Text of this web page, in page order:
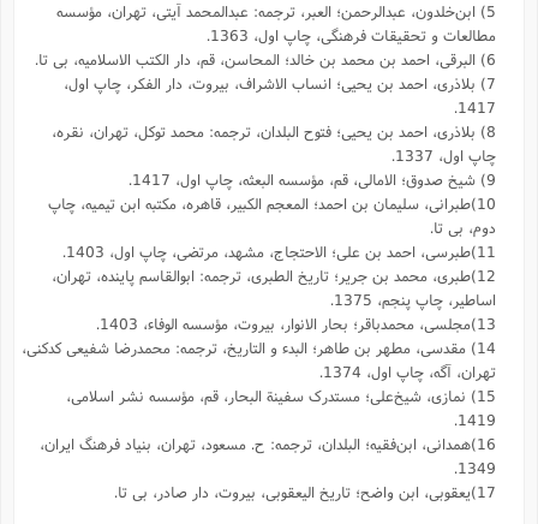
5) ابن‌خلدون، عبدالرحمن؛ العبر، ترجمه: عبد‌المحمد آیتی، تهران، مؤسسه
مطالعات و تحقیقات فرهنگی، چاپ اول، 1363.
6) البرقی، احمد بن محمد بن خالد؛ المحاسن،‌ قم،‌ دار الکتب الاسلامیه، بی تا.
7) بلاذری، احمد بن یحیی؛ انساب الاشراف، بیروت، دار الفکر، چاپ اول،
1417.
8) بلاذری، احمد بن یحیی؛ فتوح البلدان، ترجمه: محمد توکل، تهران، نقره،
چاپ اول، 1337.
9) شیخ صدوق؛ الامالی، قم، مؤسسه البعثه، چاپ اول، 1417.
10)طبرانی، سلیمان بن احمد؛ المعجم الکبیر، قاهره، مکتبه ابن تیمیه، چاپ
دوم، بی تا.
11)طبرسی، احمد بن علی؛ الاحتجاج، مشهد، مرتضی، چاپ اول، 1403.
12)طبری، محمد بن جریر؛ تاریخ الطبری، ترجمه: ابوالقاسم پاینده، تهران،
اساطیر، چاپ پنجم، 1375.
13)مجلسی، محمدباقر؛ بحار الانوار، بیروت، مؤسسه الوفاء، 1403.
14) مقدسى، مطهر بن طاهر؛ البدء و التاریخ، ترجمه: محمد‌رضا شفیعى کدکنى،
تهران، آگه، چاپ اول، 1374.
15) نمازی، شیخ‌علی؛ مستدرک سفینة البحار، قم، مؤسسه نشر اسلامی،
1419.
16)همدانی، ابن‌فقیه؛ البلدان، ترجمه: ح. مسعود، تهران، بنیاد فرهنگ ایران،
1349.
17)یعقوبى، ابن واضح؛ تاریخ الیعقوبى، بیروت، دار صادر، بی تا.